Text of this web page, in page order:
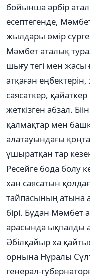
бойынша әрбір
есептегенде,
жылдары өмір
Мәмбет аталық
шығу тегі мен жасы
атқаған
саясаткер,
жеткізген абзал.
қалмақтар мен
алатауындағы
ұшыратқан тар
Ресейге бода болу
хан саясатын
тайпасының атына
бірі. Бұдан
арасында ықпалды
Әбілқайыр ха
орнына Нұралы
генерал-